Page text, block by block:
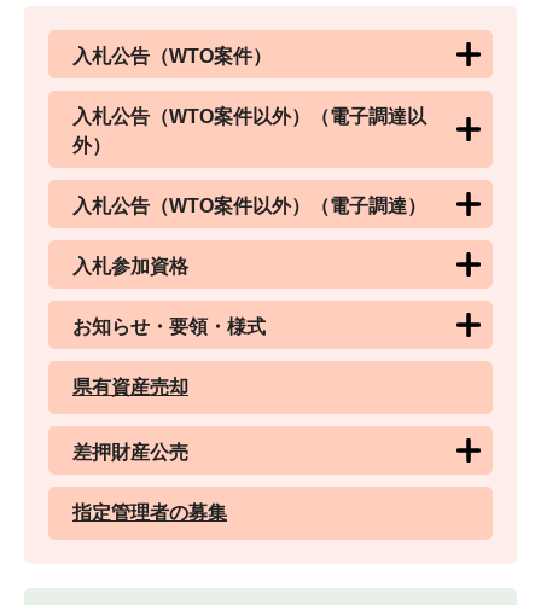
入札公告（WTO案件）
入札公告（WTO案件以外）（電子調達以
外）
入札公告（WTO案件以外）（電子調達）
入札参加資格
お知らせ・要領・様式
県有資産売却
差押財産公売
指定管理者の募集